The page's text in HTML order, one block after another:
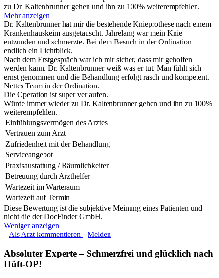
zu Dr. Kaltenbrunner gehen und ihn zu 100% weiterempfehlen.
Mehr anzeigen
Dr. Kaltenbrunner hat mir die bestehende Knieprothese nach einem
Krankenhauskeim ausgetauscht. Jahrelang war mein Knie
entzunden und schmerzte. Bei dem Besuch in der Ordination
endlich ein Lichtblick.
Nach dem Erstgespräch war ich mir sicher, dass mir geholfen
werden kann. Dr. Kaltenbrunner weiß was er tut. Man fühlt sich
ernst genommen und die Behandlung erfolgt rasch und kompetent.
Nettes Team in der Ordination.
Die Operation ist super verlaufen.
Würde immer wieder zu Dr. Kaltenbrunner gehen und ihn zu 100%
weiterempfehlen.
Einfühlungsvermögen des Arztes
Vertrauen zum Arzt
Zufriedenheit mit der Behandlung
Serviceangebot
Praxisaustattung / Räumlichkeiten
Betreuung durch Arzthelfer
Wartezeit im Warteraum
Wartezeit auf Termin
Diese Bewertung ist die subjektive Meinung eines Patienten und
nicht die der DocFinder GmbH.
Weniger anzeigen
Als Arzt kommentieren
Melden
Absoluter Experte – Schmerzfrei und glücklich nach
Hüft-OP!